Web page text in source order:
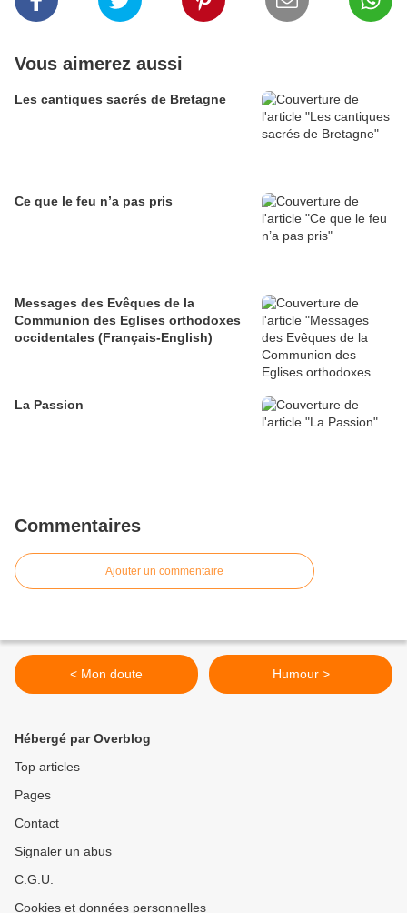
Vous aimerez aussi
Les cantiques sacrés de Bretagne
Ce que le feu n’a pas pris
Messages des Evêques de la
Communion des Eglises orthodoxes
occidentales (Français-English)
La Passion
Commentaires
Ajouter un commentaire
< Mon doute Humour >
Hébergé par Overblog
Top articles
Pages
Contact
Signaler un abus
C.G.U.
Cookies et données personnelles